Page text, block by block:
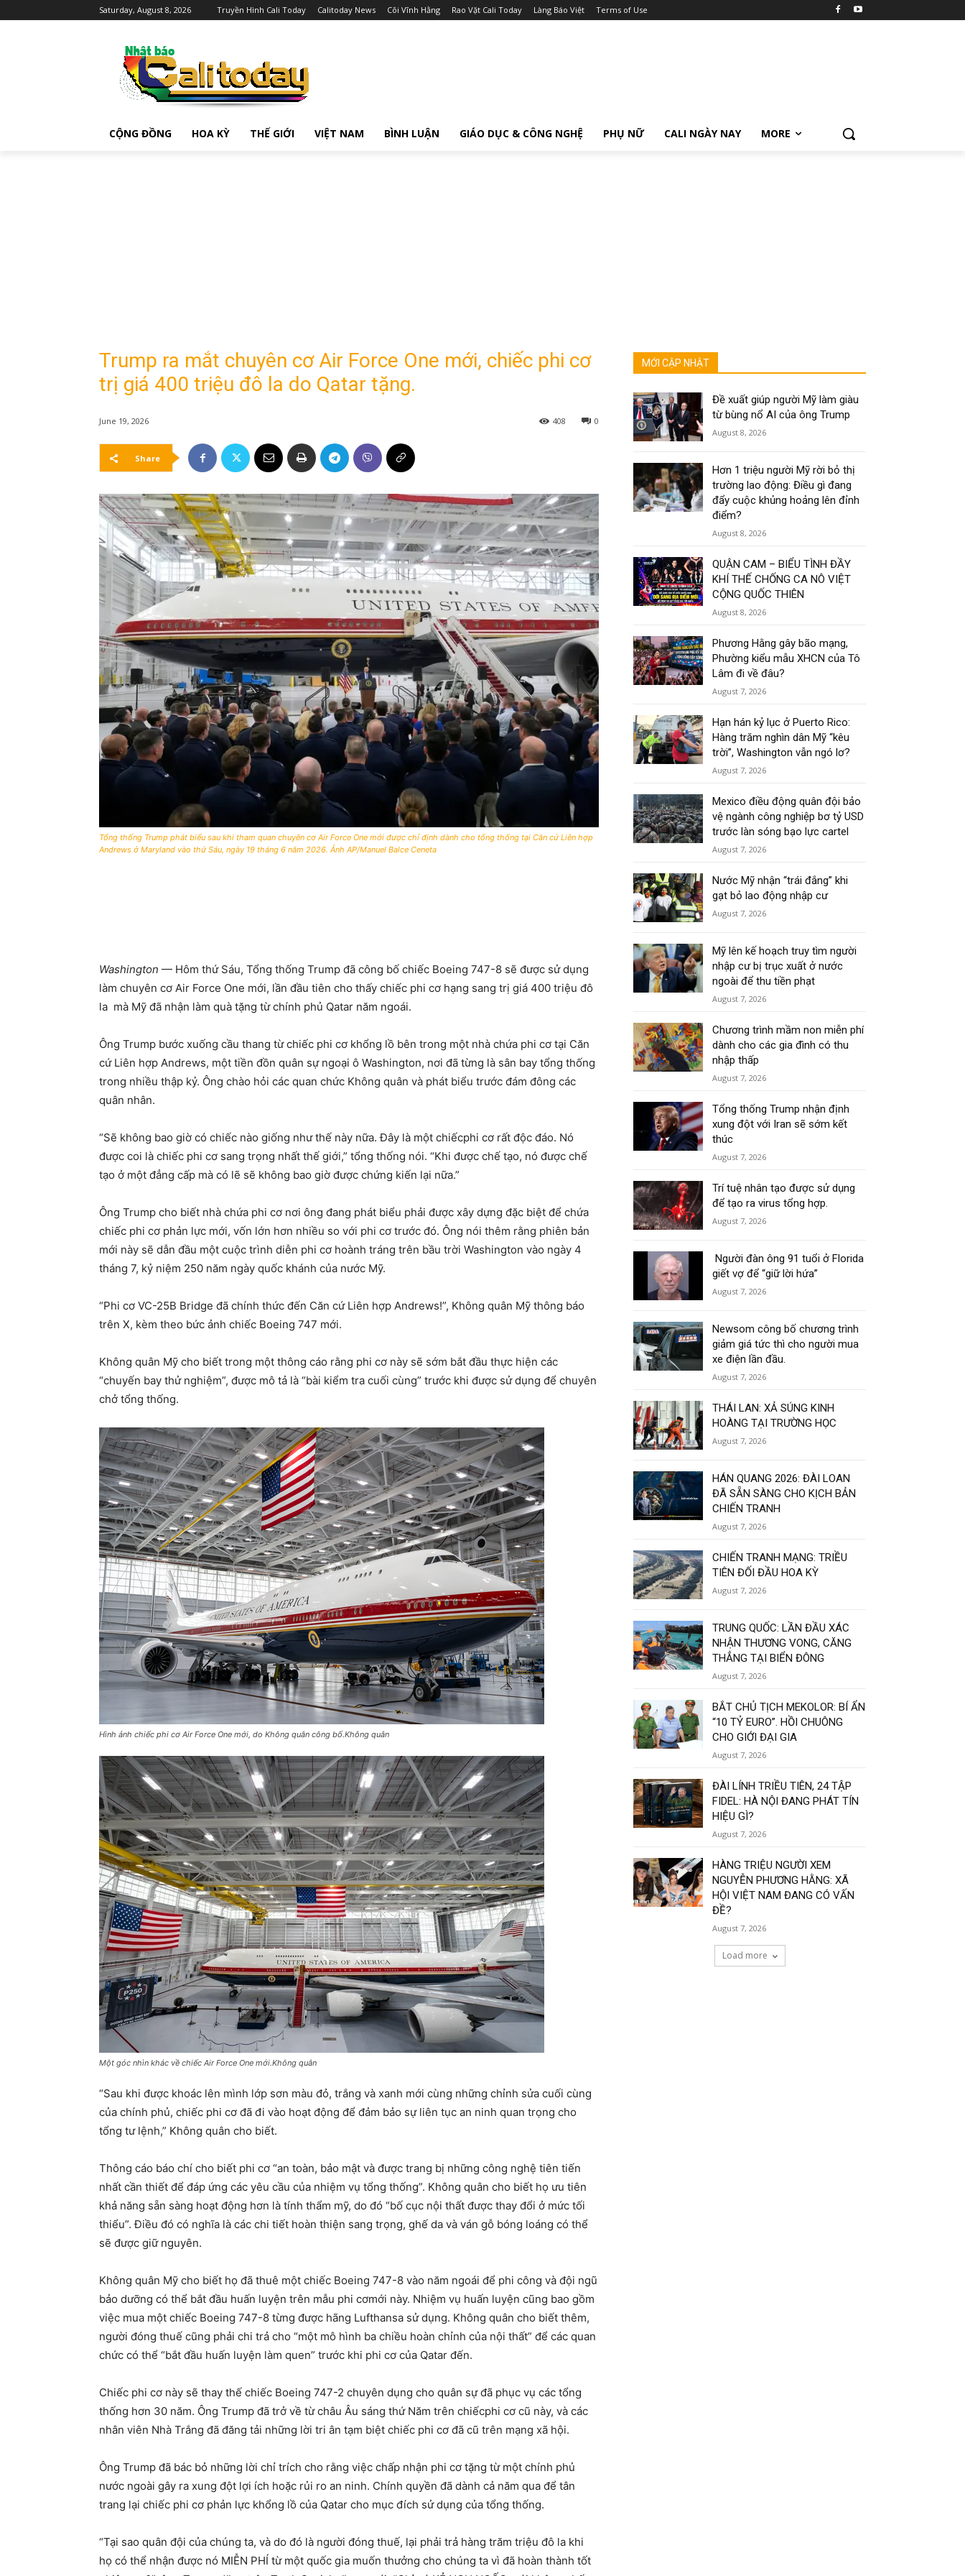
Saturday, August 8, 2026 Truyền Hình Cali Today Calitoday News Cõi Vĩnh Hằng Rao Vặt Cali Today Làng Báo Việt Terms of Use
CỘNG ĐỒNG HOA KỲ THẾ GIỚI VIỆT NAM BÌNH LUẬN GIÁO DỤC & CÔNG NGHỆ PHỤ NỮ CALI NGÀY NAY MORE
Trump ra mắt chuyên cơ Air Force One mới, chiếc phi cơ
trị giá 400 triệu đô la do Qatar tặng.
June 19, 2026 0
408
Share
Tổng thống Trump phát biểu sau khi tham quan chuyên cơ Air Force One mới được chỉ định dành cho tổng thống tại Căn cứ Liên hợp
Andrews ở Maryland vào thứ Sáu, ngày 19 tháng 6 năm 2026. Ảnh AP/Manuel Balce Ceneta
Washington — Hôm thứ Sáu, Tổng thống Trump đã công bố chiếc Boeing 747-8 sẽ được sử dụng
làm chuyên cơ Air Force One mới, lần đầu tiên cho thấy chiếc phi cơ hạng sang trị giá 400 triệu đô
la mà Mỹ đã nhận làm quà tặng từ chính phủ Qatar năm ngoái.
Ông Trump bước xuống cầu thang từ chiếc phi cơ khổng lồ bên trong một nhà chứa phi cơ tại Căn
cứ Liên hợp Andrews, một tiền đồn quân sự ngoại ô Washington, nơi đã từng là sân bay tổng thống
trong nhiều thập kỷ. Ông chào hỏi các quan chức Không quân và phát biểu trước đám đông các
quân nhân.
“Sẽ không bao giờ có chiếc nào giống như thế này nữa. Đây là một chiếcphi cơ rất độc đáo. Nó
được coi là chiếc phi cơ sang trọng nhất thế giới,” tổng thống nói. “Khi được chế tạo, nó được chế
tạo ở một đẳng cấp mà có lẽ sẽ không bao giờ được chứng kiến ​​lại nữa.”
Ông Trump cho biết nhà chứa phi cơ nơi ông đang phát biểu phải được xây dựng đặc biệt để chứa
chiếc phi cơ phản lực mới, vốn lớn hơn nhiều so với phi cơ trước đó. Ông nói thêm rằng phiên bản
mới này sẽ dẫn đầu một cuộc trình diễn phi cơ hoành tráng trên bầu trời Washington vào ngày 4
tháng 7, kỷ niệm 250 năm ngày quốc khánh của nước Mỹ.
“Phi cơ VC-25B Bridge đã chính thức đến Căn cứ Liên hợp Andrews!”, Không quân Mỹ thông báo
trên X, kèm theo bức ảnh chiếc Boeing 747 mới.
Không quân Mỹ cho biết trong một thông cáo rằng phi cơ này sẽ sớm bắt đầu thực hiện các
“chuyến bay thử nghiệm”, được mô tả là “bài kiểm tra cuối cùng” trước khi được sử dụng để chuyên
chở tổng thống.
Hình ảnh chiếc phi cơ Air Force One mới, do Không quân công bố.Không quân
Một góc nhìn khác về chiếc Air Force One mới.Không quân
“Sau khi được khoác lên mình lớp sơn màu đỏ, trắng và xanh mới cùng những chỉnh sửa cuối cùng
của chính phủ, chiếc phi cơ đã đi vào hoạt động để đảm bảo sự liên tục an ninh quan trọng cho
tổng tư lệnh,” Không quân cho biết.
Thông cáo báo chí cho biết phi cơ “an toàn, bảo mật và được trang bị những công nghệ tiên tiến
nhất cần thiết để đáp ứng các yêu cầu của nhiệm vụ tổng thống”. Không quân cho biết họ ưu tiên
khả năng sẵn sàng hoạt động hơn là tính thẩm mỹ, do đó “bố cục nội thất được thay đổi ở mức tối
thiểu”. Điều đó có nghĩa là các chi tiết hoàn thiện sang trọng, ghế da và ván gỗ bóng loáng có thể
sẽ được giữ nguyên.
Không quân Mỹ cho biết họ đã thuê một chiếc Boeing 747-8 vào năm ngoái để phi công và đội ngũ
bảo dưỡng có thể bắt đầu huấn luyện trên mẫu phi cơmới này. Nhiệm vụ huấn luyện cũng bao gồm
việc mua một chiếc Boeing 747-8 từng được hãng Lufthansa sử dụng. Không quân cho biết thêm,
người đóng thuế cũng phải chi trả cho “một mô hình ba chiều hoàn chỉnh của nội thất” để các quan
chức có thể “bắt đầu huấn luyện làm quen” trước khi phi cơ của Qatar đến.
Chiếc phi cơ này sẽ thay thế chiếc Boeing 747-2 chuyên dụng cho quân sự đã phục vụ các tổng
thống hơn 30 năm. Ông Trump đã trở về từ châu Âu sáng thứ Năm trên chiếcphi cơ cũ này, và các
nhân viên Nhà Trắng đã đăng tải những lời tri ân tạm biệt chiếc phi cơ đã cũ trên mạng xã hội.
Ông Trump đã bác bỏ những lời chỉ trích cho rằng việc chấp nhận phi cơ tặng từ một chính phủ
nước ngoài gây ra xung đột lợi ích hoặc rủi ro an ninh. Chính quyền đã dành cả năm qua để tân
trang lại chiếc phi cơ phản lực khổng lồ của Qatar cho mục đích sử dụng của tổng thống.
“Tại sao quân đội của chúng ta, và do đó là người đóng thuế, lại phải trả hàng trăm triệu đô la khi
họ có thể nhận được nó MIỄN PHÍ từ một quốc gia muốn thưởng cho chúng ta vì đã hoàn thành tốt
MỚI CẬP NHẬT
Đề xuất giúp người Mỹ làm giàu
từ bùng nổ AI của ông Trump
August 8, 2026
Hơn 1 triệu người Mỹ rời bỏ thị
trường lao động: Điều gì đang
đẩy cuộc khủng hoảng lên đỉnh
điểm?
August 8, 2026
QUẬN CAM – BIỂU TÌNH ĐẦY
KHÍ THẾ CHỐNG CA NÔ VIỆT
CỘNG QUỐC THIÊN
August 8, 2026
Phương Hằng gây bão mạng,
Phường kiểu mẫu XHCN của Tô
Lâm đi về đâu?
August 7, 2026
Hạn hán kỷ lục ở Puerto Rico:
Hàng trăm nghìn dân Mỹ “kêu
trời”, Washington vẫn ngó lơ?
August 7, 2026
Mexico điều động quân đội bảo
vệ ngành công nghiệp bơ tỷ USD
trước làn sóng bạo lực cartel
August 7, 2026
Nước Mỹ nhận “trái đắng” khi
gạt bỏ lao động nhập cư
August 7, 2026
Mỹ lên kế hoạch truy tìm người
nhập cư bị trục xuất ở nước
ngoài để thu tiền phạt
August 7, 2026
Chương trình mầm non miễn phí
dành cho các gia đình có thu
nhập thấp
August 7, 2026
Tổng thống Trump nhận định
xung đột với Iran sẽ sớm kết
thúc
August 7, 2026
Trí tuệ nhân tạo được sử dụng
để tạo ra virus tổng hợp.
August 7, 2026
Người đàn ông 91 tuổi ở Florida
giết vợ để “giữ lời hứa”
August 7, 2026
Newsom công bố chương trình
giảm giá tức thì cho người mua
xe điện lần đầu.
August 7, 2026
THÁI LAN: XẢ SÚNG KINH
HOÀNG TẠI TRƯỜNG HỌC
August 7, 2026
HÁN QUANG 2026: ĐÀI LOAN
ĐÃ SẴN SÀNG CHO KỊCH BẢN
CHIẾN TRANH
August 7, 2026
CHIẾN TRANH MẠNG: TRIỀU
TIÊN ĐỐI ĐẦU HOA KỲ
August 7, 2026
TRUNG QUỐC: LẦN ĐẦU XÁC
NHẬN THƯƠNG VONG, CĂNG
THẲNG TẠI BIỂN ĐÔNG
August 7, 2026
BẮT CHỦ TỊCH MEKOLOR: BÍ ẨN
“10 TỶ EURO”. HỒI CHUÔNG
CHO GIỚI ĐẠI GIA
August 7, 2026
ĐÀI LÍNH TRIỀU TIÊN, 24 TẬP
FIDEL: HÀ NỘI ĐANG PHÁT TÍN
HIỆU GÌ?
August 7, 2026
HÀNG TRIỆU NGƯỜI XEM
NGUYỄN PHƯƠNG HẰNG: XÃ
HỘI VIỆT NAM ĐANG CÓ VẤN
ĐỀ?
August 7, 2026
Load more